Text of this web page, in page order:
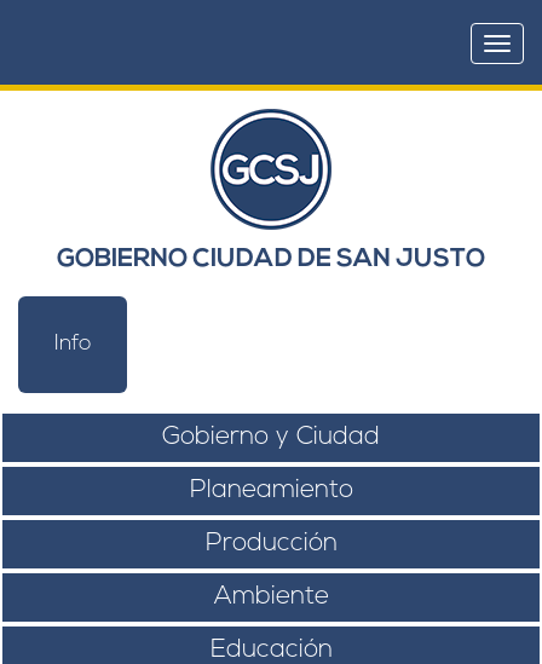
GOBIERNO CIUDAD DE SAN JUSTO
Info
Gobierno y Ciudad
Planeamiento
Producción
Ambiente
Educación